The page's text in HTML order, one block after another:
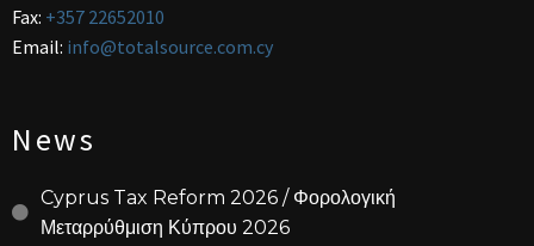
Fax: +357 22652010
Email: info@totalsource.com.cy
News
Cyprus Tax Reform 2026 / Φορολογική
Μεταρρύθμιση Κύπρου 2026